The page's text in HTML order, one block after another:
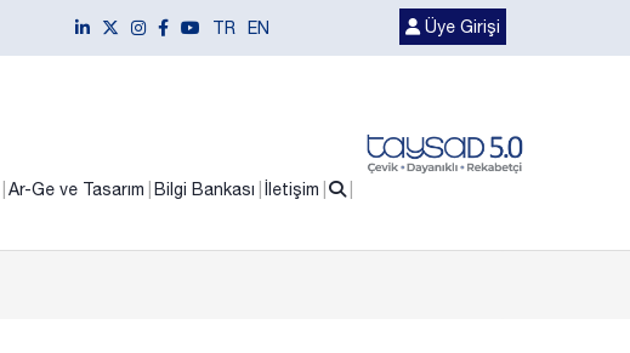
TR EN Üye Girişi
Ar-Ge ve Tasarım Bilgi Bankası İletişim